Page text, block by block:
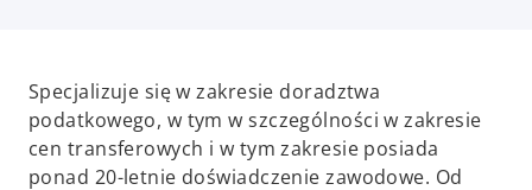
Specjalizuje się w zakresie doradztwa
podatkowego, w tym w szczególności w zakresie
cen transferowych i w tym zakresie posiada
ponad 20-letnie doświadczenie zawodowe. Od